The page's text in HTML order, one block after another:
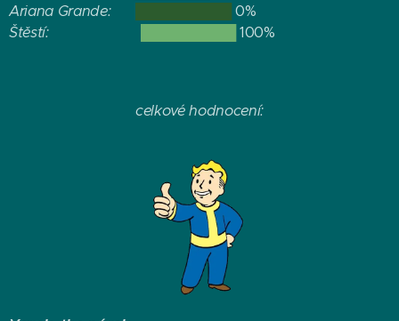
Ariana Grande:
0%
Štěstí:
100%
celkové hodnocení: